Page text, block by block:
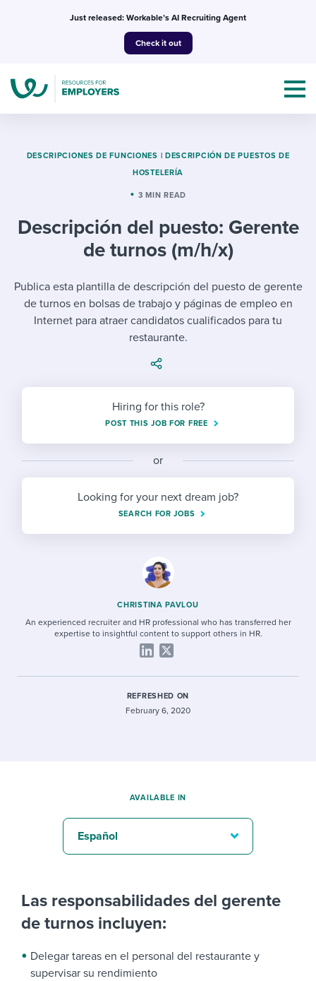
Just released: Workable’s AI Recruiting Agent
Check it out
Topics
Mobilizing AI in my work
Evaluating candidates
Working together with others
Maintaining hiring pipelines
Developing & retaining people
Ensuring compliance
Finding and attracting people
Establishing an employer brand
Candidate/employee experiences
Templates & Guides
Job description templates
Policy templates
Onboarding checklists
Step-by-step tutorials
Free ebooks & reports
HR terms
I’m a jobseeker
I WANT TO LEARN ABOUT...
Pay & benefits
Career development
Modern working life
Overall career resources
Attend webinars & events
Workable customer stories
Explore Workable
Request a demo
Start a free trial
DESCRIPCIONES DE FUNCIONES | DESCRIPCIÓN DE PUESTOS DE
HOSTELERÍA
3 MIN READ
Descripción del puesto: Gerente
de turnos (m/h/x)
Publica esta plantilla de descripción del puesto de gerente
de turnos en bolsas de trabajo y páginas de empleo en
Internet para atraer candidatos cualificados para tu
restaurante.
Hiring for this role?
POST THIS JOB FOR FREE
or
Looking for your next dream job?
SEARCH FOR JOBS
CHRISTINA PAVLOU
An experienced recruiter and HR professional who has transferred her
expertise to insightful content to support others in HR.
REFRESHED ON
February 6, 2020
Las responsabilidades del gerente
de turnos incluyen:
Delegar tareas en el personal del restaurante y
supervisar su rendimiento
AVAILABLE IN
Español